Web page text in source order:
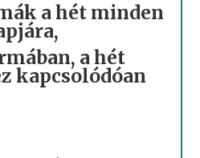
a hét minden
a hét
kapcsolódóan